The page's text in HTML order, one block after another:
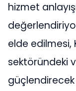
hizmet
elde edilmesi,
sektöründeki